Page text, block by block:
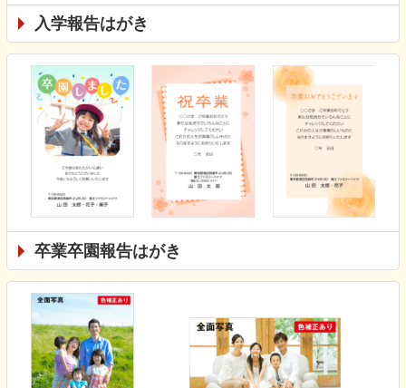
入学報告はがき
卒業卒園報告はがき